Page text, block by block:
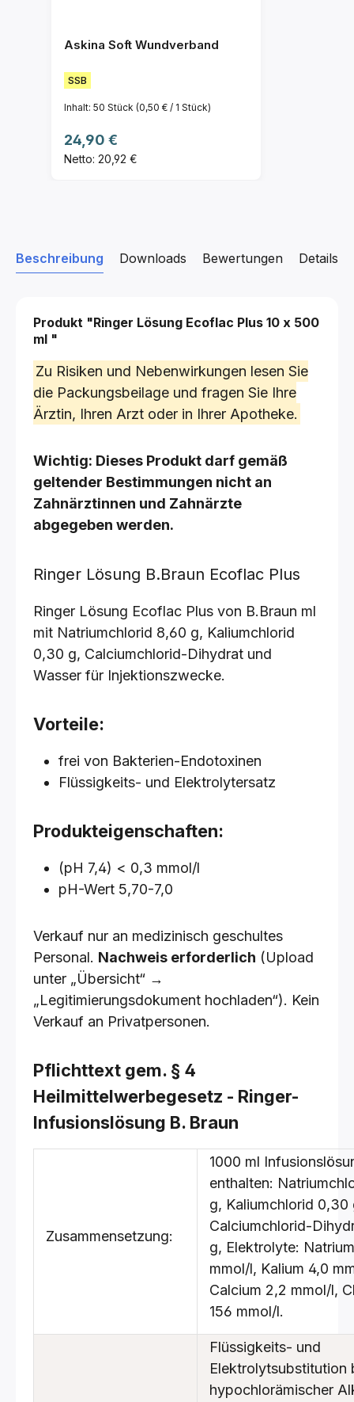
Askina Soft Wundverband
SSB
Inhalt: 50 Stück (0,50 € / 1 Stück)
Regulärer Preis:
24,90 €
Netto: 20,92 €
Beschreibung Downloads Details
Bewertungen
Produkt "Ringer Lösung Ecoflac Plus 10 x 500
ml "
Zu Risiken und Nebenwirkungen lesen Sie
die Packungsbeilage und fragen Sie Ihre
Ärztin, Ihren Arzt oder in Ihrer Apotheke.
Wichtig: Dieses Produkt darf gemäß
geltender Bestimmungen nicht an
Zahnärztinnen und Zahnärzte
abgegeben werden.
Ringer Lösung B.Braun Ecoflac Plus
Ringer Lösung Ecoflac Plus von B.Braun ml
mit Natriumchlorid 8,60 g, Kaliumchlorid
0,30 g, Calciumchlorid-Dihydrat und
Wasser für Injektionszwecke.
Vorteile:
frei von Bakterien-Endotoxinen
Flüssigkeits- und Elektrolytersatz
Produkteigenschaften:
(pH 7,4) < 0,3 mmol/l
pH-Wert 5,70-7,0
Verkauf nur an medizinisch geschultes
Personal. Nachweis erforderlich (Upload
unter „Übersicht“ →
„Legitimierungsdokument hochladen“). Kein
Verkauf an Privatpersonen.
Pflichttext gem. § 4
Heilmittelwerbegesetz - Ringer-
Infusionslösung B. Braun
Zusammensetzung:
1000 ml
enthalten:
g, Kaliumchlorid 0,30
Calciumchlorid-
g, Elektrolyte:
mmol/l, Kalium 4,0
Calcium 2,2 mmol/l,
156 mmol/l.
Flüssigkeits- und
Elektrolytsubstitution
hypochlorämischer